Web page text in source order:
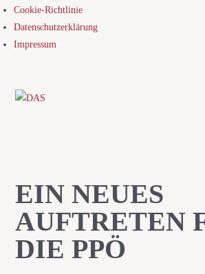
Cookie-Richtlinie
Datenschutzerklärung
Impressum
EIN NEUES
AUFTRETEN
DIE PPÖ